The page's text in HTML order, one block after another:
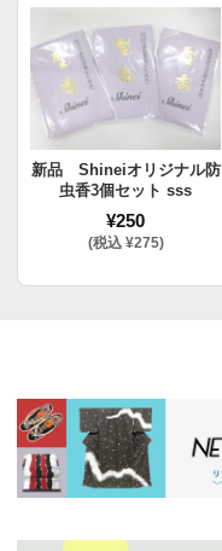
新品 Shineiオリジナル防
虫香3個セット sss
¥250
(税込 ¥275)